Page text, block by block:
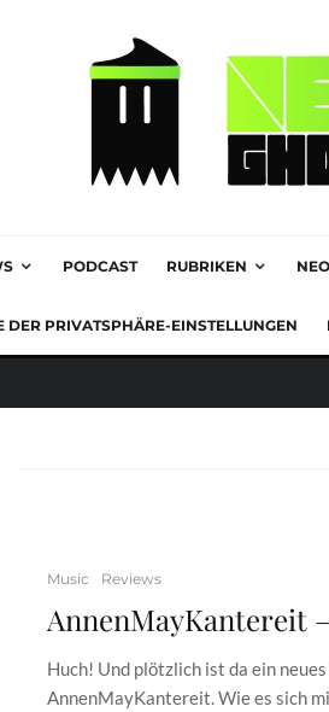
PODCAST RUBRIKEN
DER PRIVATSPHÄRE-EINSTELLUNGEN
Music Reviews
AnnenMayKantereit
Huch! Und plötzlich ist da ein
AnnenMayKantereit. Wie es sich